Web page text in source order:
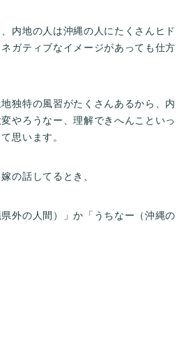
内地の人は沖縄の人にたくさんヒド
ガティブなイメージがあっても仕方
独特の風習がたくさんあるから、内
やろうなー、理解できへんこといっ
思います。
の話してるとき、
外の人間）」か「うちなー（沖縄の